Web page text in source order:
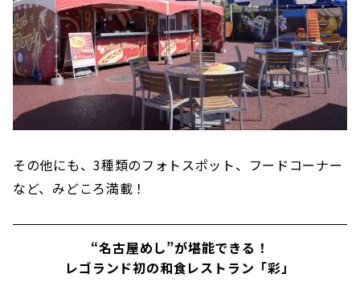
その他にも、3種類のフォトスポット、フードコーナー
など、みどころ満載！
“名古屋めし”が堪能できる！
レゴランド初の和食レストラン「彩」